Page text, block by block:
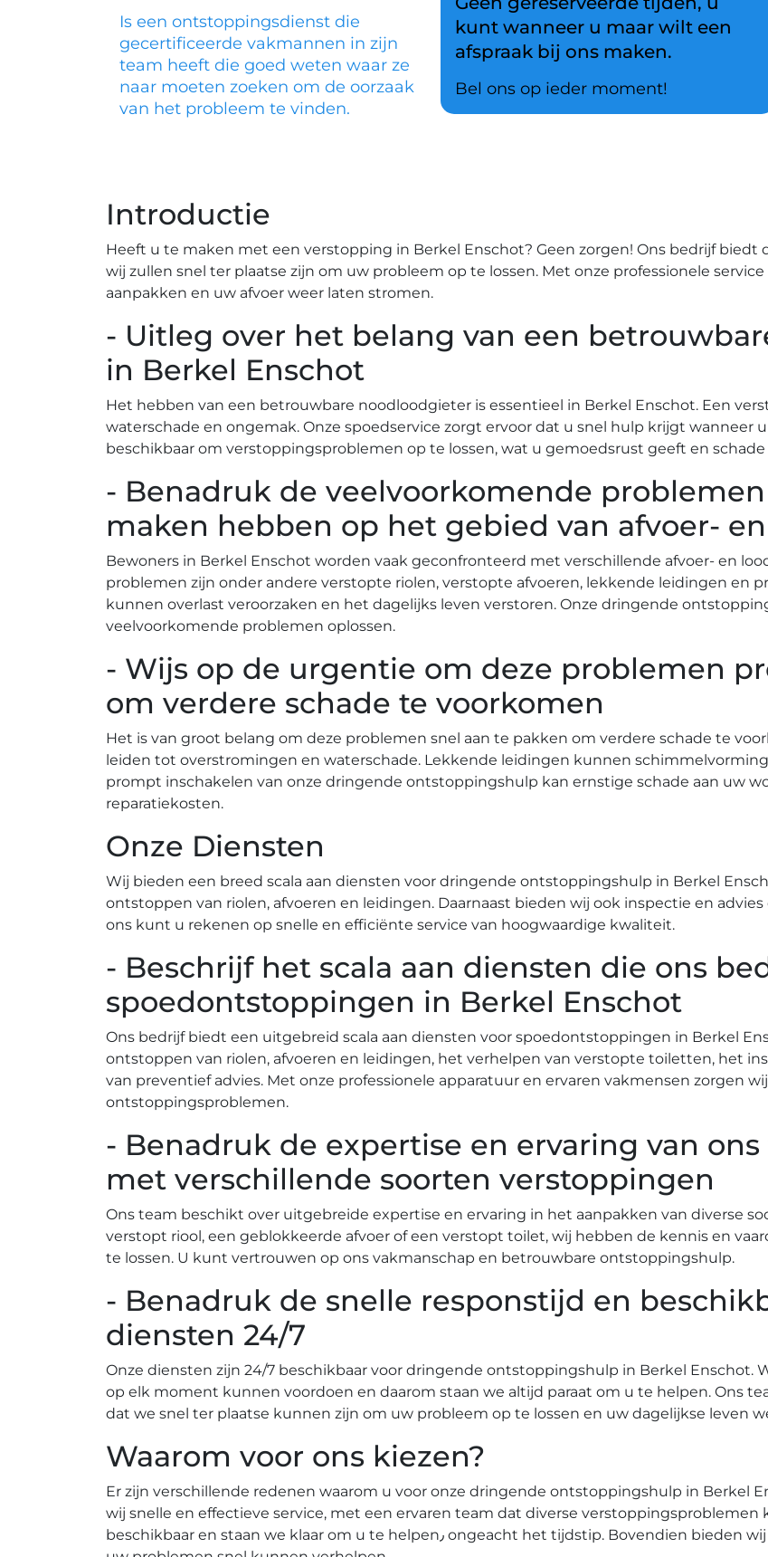
Is een ontstoppingsdienst die
gecertificeerde vakmannen in zijn
team heeft die goed weten waar ze
naar moeten zoeken om de oorzaak
van het probleem te vinden.
kunt wanneer u maar wilt een
afspraak bij ons maken.
Bel ons op ieder moment!
Introductie
Heeft u te maken met een verstopping in Berkel Enschot?​ Geen zorgen!​ Ons bedrijf
wij zullen snel ter plaatse zijn om uw probleem op te lossen.​ Met onze professionele
aanpakken en uw afvoer weer laten stromen.​
- Uitleg over het belang van een
in Berkel Enschot
Het hebben van een betrouwbare noodloodgieter is essentieel in Berkel Enschot. Een
waterschade en ongemak. Onze spoedservice zorgt ervoor dat u snel hulp krijgt wanneer
beschikbaar om verstoppingsproblemen op te lossen, wat u gemoedsrust geeft en
- Benadruk de veelvoorkomende
maken hebben op het gebied van afvoer-
Bewoners in Berkel Enschot worden vaak geconfronteerd met verschillende afvoer- en
problemen zijn onder andere verstopte riolen, verstopte afvoeren, lekkende leidingen en
kunnen overlast veroorzaken en het dagelijks leven verstoren.​ Onze dringende
veelvoorkomende problemen oplossen.​
- Wijs op de urgentie om deze problemen
om verdere schade te voorkomen
Het is van groot belang om deze problemen snel aan te pakken om verdere schade te
leiden tot overstromingen en waterschade.​ Lekkende leidingen kunnen
prompt inschakelen van onze dringende ontstoppingshulp kan ernstige schade aan uw
reparatiekosten.​
Onze Diensten
Wij bieden een breed scala aan diensten voor dringende ontstoppingshulp in Berkel
ontstoppen van riolen, afvoeren en leidingen.​ Daarnaast bieden wij ook inspectie en
ons kunt u rekenen op snelle en efficiënte service van hoogwaardige kwaliteit.​
- Beschrijf het scala aan diensten die ons
spoedontstoppingen in Berkel Enschot
Ons bedrijf biedt een uitgebreid scala aan diensten voor spoedontstoppingen in Berkel
ontstoppen van riolen, afvoeren en leidingen, het verhelpen van verstopte toiletten, het
van preventief advies.​ Met onze professionele apparatuur en ervaren vakmensen zorgen
ontstoppingsproblemen.​
- Benadruk de expertise en ervaring van
met verschillende soorten verstoppingen
Ons team beschikt over uitgebreide expertise en ervaring in het aanpakken van diverse
verstopt riool, een geblokkeerde afvoer of een verstopt toilet, wij hebben de kennis en
te lossen. U kunt vertrouwen op ons vakmanschap en betrouwbare ontstoppingshulp.
- Benadruk de snelle responstijd en
diensten 24/7
Onze diensten zijn 24/7 beschikbaar voor dringende ontstoppingshulp in Berkel Enschot.​
op elk moment kunnen voordoen en daarom staan we altijd paraat om u te helpen.​ Ons
dat we snel ter plaatse kunnen zijn om uw probleem op te lossen en uw dagelijkse leven
Waarom voor ons kiezen?​
Er zijn verschillende redenen waarom u voor onze dringende ontstoppingshulp in Berkel
wij snelle en effectieve service, met een ervaren team dat diverse verstoppingsproblemen
beschikbaar en staan we klaar om u te helpen٫ ongeacht het tijdstip.​ Bovendien bieden wij betrouwbare en hoogwaardige diensten die